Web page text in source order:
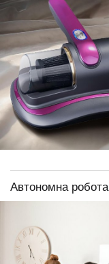
Автономна робота